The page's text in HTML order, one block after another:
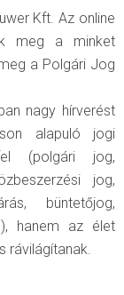
Kft. Az online
meg a minket
a Polgári Jog
nagy hírverést
alapuló jogi
(polgári jog,
jog,
büntetőjog,
hanem az élet
rávilágítanak.